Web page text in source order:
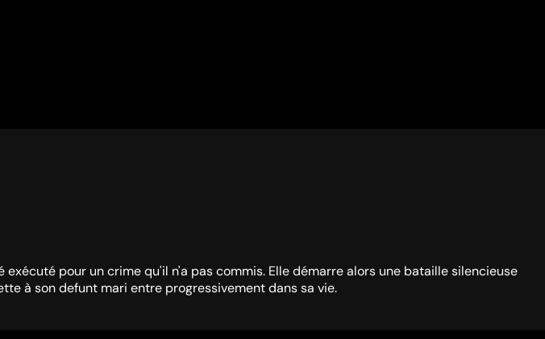
pour un crime qu'il n'a pas commis. Elle démarre alors une bataille silencieuse
à son defunt mari entre progressivement dans sa vie.